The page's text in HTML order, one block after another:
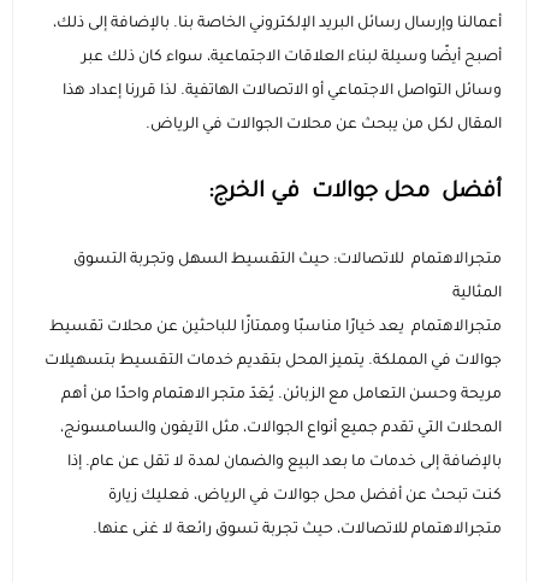
هواوي
وصل حديثا
الاجهزة المستعملة
اجهزة التابلت
إكسسوارات الأجهزة اللوحية
عرض الكل
استاندات وقواعد الايبات
ملحقات الايباد
عرض الكل
كفرات ايباد
أقلام ذكية
ماركات ساعات متنوعة
إكسسوارات الساعات (أساور وحماية)
كفرات ايفون
عرض الكل
اكسسوارات ايفون 17
ايفون 16
ايفون 15
كفرات سامسونج
اكسسوارات الساعات الذكية
استاندات وقواعد الجوال
حامل تثبيت الجوال والكاميرا
عرض الكل
كيابل
منصات وقواعد الشحن
بطاريات متنقلة باوربانك
شاحن جداري
شواحن سيارة
شاحن لا سلكي
توصيلات كهربائية
الصوتيات والسماعات
عرض الكل
السماعات
عرض الكل
سماعات أذن لاسلكية
سماعات سلكية
سماعات الرأس
مكبرات الصوت
ميكروفونات احترافية
وصلات ومحولات الصوت
اضاءات تصوير
كاميرات تصوير
الأجهزة المنزلية والشبكات
عرض الكل
راوترات ومودمات منزلية
عرض الكل
راوترات متنقلة
روترات ومودمات منزلية
مقويات إشارة الشبكة
أجهزة المنزل الذكي
كاميرات المراقبة
مستلزمات السيارات
عرض الكل
داش كام
قواعد تثبيت الجوال للسيارة
شواحن ومحولات السيارة
اشتراكات ومشغلات بطارية السيارة
الإكسسوارات والحماية
عرض الكل
بكجات الحماية
عرض الكل
بكجات حماية ايفون
شاشات الحماية
شاشات حماية ايباد
الألعاب والترفيه
رهيبنا
المنتجات الدراسية والمكتبية
عرض الكل
أعمالنا وإرسال رسائل البريد الإلكتروني الخاصة بنا. بالإضافة إلى ذلك،
أصبح أيضًا وسيلة لبناء العلاقات الاجتماعية، سواء كان ذلك عبر
وسائل التواصل الاجتماعي أو الاتصالات الهاتفية. لذا قررنا إعداد هذا
المقال لكل من يبحث عن محلات الجوالات في الرياض.
أفضل محل جوالات في الخرج:
متجرالاهتمام للاتصالات: حيث التقسيط السهل وتجربة التسوق
المثالية
متجرالاهتمام يعد خيارًا مناسبًا وممتازًا للباحثين عن محلات تقسيط
جوالات في المملكة. يتميز المحل بتقديم خدمات التقسيط بتسهيلات
مريحة وحسن التعامل مع الزبائن. يُعَدّ متجر الاهتمام واحدًا من أهم
المحلات التي تقدم جميع أنواع الجوالات، مثل الآيفون والسامسونج،
بالإضافة إلى خدمات ما بعد البيع والضمان لمدة لا تقل عن عام. إذا
كنت تبحث عن أفضل محل جوالات في الرياض، فعليك زيارة
متجرالاهتمام للاتصالات، حيث تجربة تسوق رائعة لا غنى عنها.